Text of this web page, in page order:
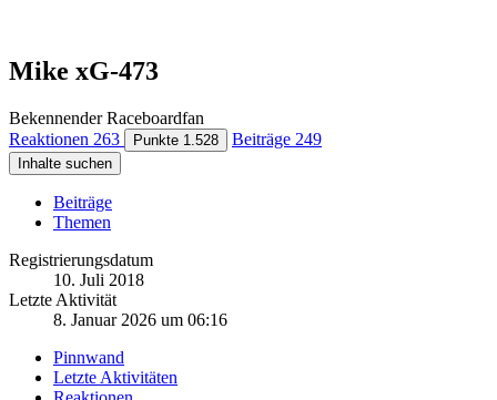
Mike xG-473
Bekennender Raceboardfan
Reaktionen 263 Punkte 1.528 Beiträge 249
Inhalte suchen
Beiträge
Themen
Registrierungsdatum
10. Juli 2018
Letzte Aktivität
8. Januar 2026 um 06:16
Pinnwand
Letzte Aktivitäten